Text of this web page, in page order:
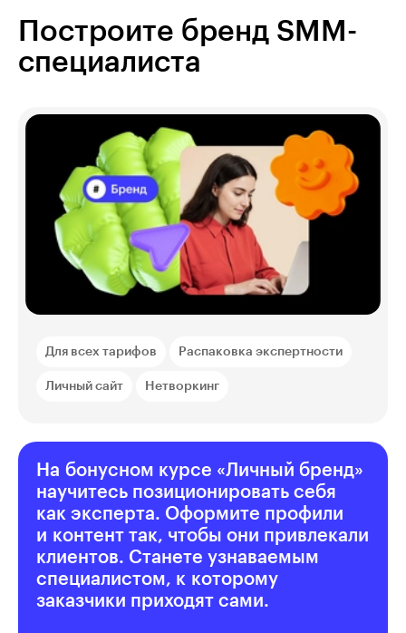
Построите бренд SMM-
специалиста
Для всех тарифов Распаковка экспертности
Личный сайт Нетворкинг
На бонусном курсе «Личный бренд»
научитесь позиционировать себя
как эксперта. Оформите профили
и контент так, чтобы они привлекали
клиентов. Станете узнаваемым
специалистом, к которому
заказчики приходят сами.